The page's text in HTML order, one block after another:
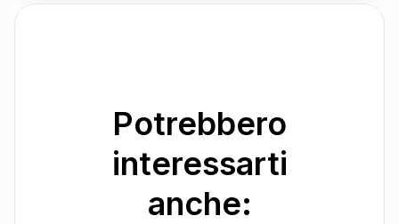
Potrebbero
interessarti
anche: